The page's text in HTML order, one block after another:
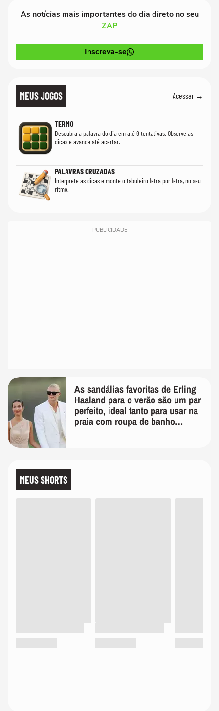
As notícias mais importantes do dia direto no seu
ZAP
Inscreva-se
MEUS JOGOS Acessar →
TERMO
Descubra a palavra do dia em até 6 tentativas. Observe as
dicas e avance até acertar.
PALAVRAS CRUZADAS
Interprete as dicas e monte o tabuleiro letra por letra, no seu
ritmo.
PUBLICIDADE
As sandálias favoritas de Erling
Haaland para o verão são um par
perfeito, ideal tanto para usar na
praia com roupa de banho
MEUS SHORTS